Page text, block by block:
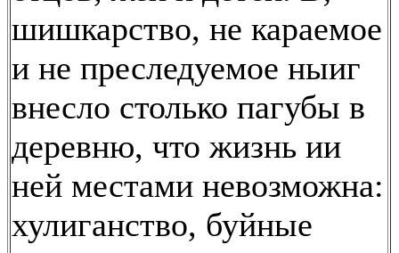
шишкарство, не караемое
и не преследуемое ныиг
внесло столько пагубы в
деревню, что жизнь ии
ней местами невозможна:
хулиганство, буйные